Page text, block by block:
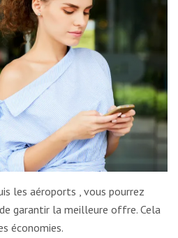
les aéroports , vous pourrez
garantir la meilleure offre. Cela
économies.